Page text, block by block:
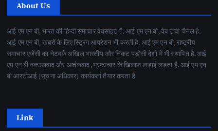
About Us
आई एम एन बी, भारत की हिन्दी समाचार वेबसाइट है. आई एम एन बी, वेब टीवी चैनल है.
आई एम एन बी, खबरों के लिए स्ट्रिंग आपरेशन भी करती है. आई एम एन बी, राष्ट्रीय
समाचार एजेंसी का नेटवर्क अखिल भारतीय और निकट पड़ोसी देशों में भी स्थापित है. आई
एम एन बी नक्सलवाद और आतंकवाद ,भ्रष्टाचार के खिलाफ लड़ाई लड़ता है. आई एम एन
बी आरटीआई (सूचना अधिकार) कार्यकर्ता तैयार करता है
Link